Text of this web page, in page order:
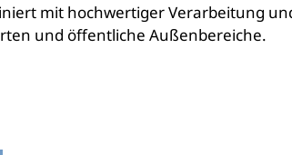
mit hochwertiger Verarbeitung
und öffentliche Außenbereiche.